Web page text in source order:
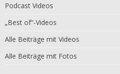
Podcast Videos
„Best of“-Videos
Alle Beiträge mit Videos
Alle Beiträge mit Fotos